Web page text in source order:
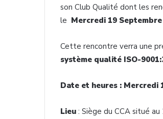
son Club Qualité dont les
le Mercredi 19
Cette rencontre verra une
système qualité ISO-
Date et heures : Mercredi
Lieu : Siège du CCA situé